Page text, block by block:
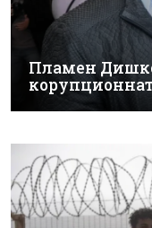
Пламен